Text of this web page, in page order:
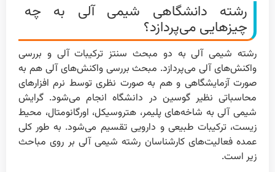
رشته دانشگاهی شیمی آلی به چه
چیزهایی می‌پردازد؟
رشته شیمی آلی به دو مبحث سنتز ترکیبات آلی و بررسی
واکنش‌های آلی می‌پردازد. مبحث بررسی واکنش‌های آلی هم به
صورت آزمایشگاهی و هم به صورت نظری توسط نرم افزارهای
محاسباتی نظیر گوسین در دانشگاه انجام می‌شود. گرایش
شیمی آلی به شاخه‌های پلیمر، هتروسیکل، اورگانومتال، محیط
زیست، ترکیبات طبیعی و دارویی تقسیم می‌شود. به طور کلی
عمده فعالیت‌های کارشناسان رشته شیمی آلی بر روی مباحث
زیر است.